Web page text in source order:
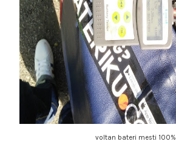
voltan bateri mesti 100%